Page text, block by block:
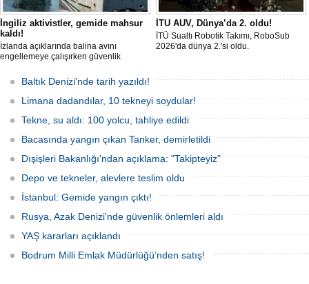
İngiliz aktivistler, gemide mahsur
kaldı!
İzlanda açıklarında balina avını
engellemeye çalışırken güvenlik
protesto gemisindeki 21 çevre aktivisti,
günlerdir gemiden çıkmalarına izin
verilmediğini ve temel haklarının ihlal
edildiğini öne sürdü. Mürettebatta iki
Britanyalı aktivist de bulunuyor.
İTU AUV, Dünya’da 2. oldu!
İTÜ Sualtı Robotik Takımı, RoboSub
2026'da dünya 2.'si oldu.
Baltık Denizi'nde tarih yazıldı!
Limana dadandılar, 10 tekneyi soydular!
Tekne, su aldı: 100 yolcu, tahliye edildi
Bacasında yangın çıkan Tanker, demirletildi
Dışişleri Bakanlığı'ndan açıklama: "Takipteyiz"
Depo ve tekneler, alevlere teslim oldu
İstanbul: Gemide yangın çıktı!
Rusya, Azak Denizi'nde güvenlik önlemleri aldı
YAŞ kararları açıklandı
Bodrum Milli Emlak Müdürlüğü’nden satış!